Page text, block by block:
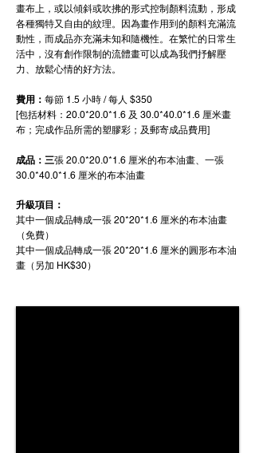
畫布上，或以傾斜或吹拂的形式控制顏料流動，形成
各種獨特又自由的紋理。因為畫作用到的顏料充滿流
動性，而成品亦充滿未知和隨機性。在繁忙的日常生
活中，沒有創作限制的流體畫可以成為我們抒解壓
力、放鬆心情的好方法。
費用： 每節 1.5 小時 / 每人 $350
[包括材料：20.0*20.0*1.6 及 30.0*40.0*1.6 厘米畫
布；完成作品所需的塑膠彩；及郵寄成品費用]
成品：三張 20.0*20.0*1.6 厘米的布本油畫、一張
30.0*40.0*1.6 厘米的布本油畫
升級項目：
其中一個​成品轉成一張 20*20*1.6 厘米的布本油畫
（免費）
其中一個​成品轉成一張 20*20*1.6 厘米的圓形布本油
畫（另加 HK$30）